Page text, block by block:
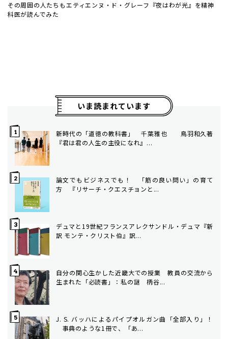
その周囲の人たちも――エティエンヌ・ド・グレーフ『夜はわが光』を精神
科医が読んでみた
いま読まれています
新時代の「道徳の教科書」 千葉雅也 ――鳥羽和久著
『君は君の人生の主役になれ』...
論文でもビジネスでも！ 「筋の良い問い」の育て
方 ――『リサーチ・クエスチョンと...
デュマと19世紀フランス――アレクサンドル・デュマ『新
訳 モンテ・クリスト伯』訳...
自分の関心生かした近畿大での授業 教員の交流から
生まれた「必読書」：私の謎 柄谷...
J. S. バッハによるパイプオルガン曲「全部入り」！
事典のような1冊で、「あ...